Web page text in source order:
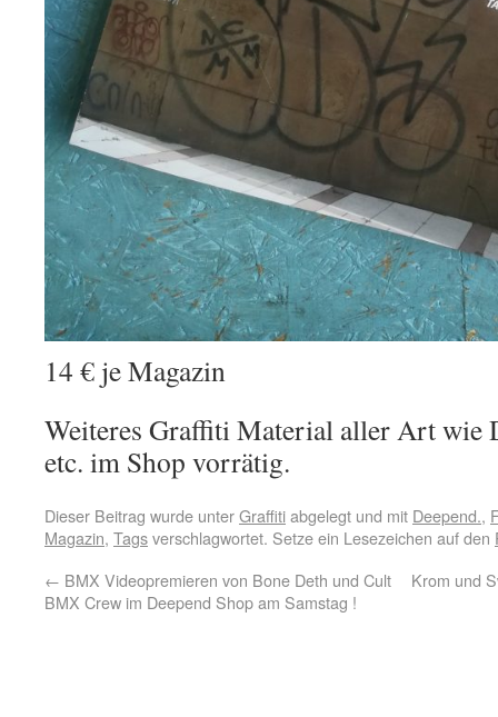
14 € je Magazin
Weiteres Graffiti Material aller Art wie
etc. im Shop vorrätig.
Dieser Beitrag wurde unterGraffitiabgelegt und mit Deepend.,
Magazin, Tagsverschlagwortet. Setze ein Lesezeichen auf den
← BMX Videopremieren von Bone Deth und Cult
BMX Crew im Deepend Shop am Samstag !
Krom und